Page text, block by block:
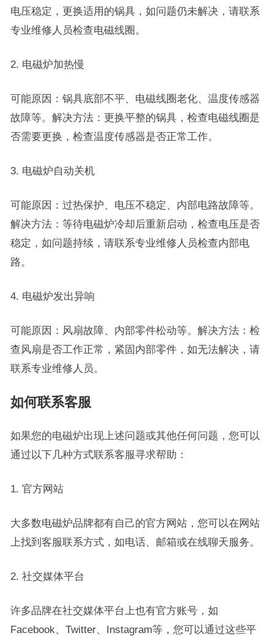
电压稳定，更换适用的锅具，如问题仍未解决，请联系
专业维修人员检查电磁线圈。
2. 电磁炉加热慢
可能原因：锅具底部不平、电磁线圈老化、温度传感器
故障等。解决方法：更换平整的锅具，检查电磁线圈是
否需要更换，检查温度传感器是否正常工作。
3. 电磁炉自动关机
可能原因：过热保护、电压不稳定、内部电路故障等。
解决方法：等待电磁炉冷却后重新启动，检查电压是否
稳定，如问题持续，请联系专业维修人员检查内部电
路。
4. 电磁炉发出异响
可能原因：风扇故障、内部零件松动等。解决方法：检
查风扇是否工作正常，紧固内部零件，如无法解决，请
联系专业维修人员。
如何联系客服
如果您的电磁炉出现上述问题或其他任何问题，您可以
通过以下几种方式联系客服寻求帮助：
1. 官方网站
大多数电磁炉品牌都有自己的官方网站，您可以在网站
上找到客服联系方式，如电话、邮箱或在线聊天服务。
2. 社交媒体平台
许多品牌在社交媒体平台上也有官方账号，如
Facebook、Twitter、Instagram等，您可以通过这些平